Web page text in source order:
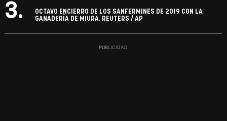
3.
OCTAVO ENCIERRO DE LOS SANFERMINES DE 2019 CON LA
GANADERÍA DE MIURA. REUTERS / AP